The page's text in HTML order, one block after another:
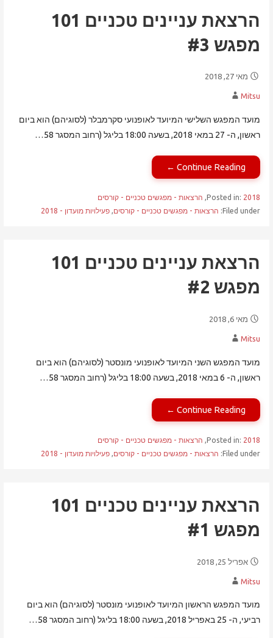
הרצאת עניינים טכניים 101
מפגש #3
מאי 27, 2018
Mitsu
מועד המפגש השלישי המיועד לאופנועי סקרמבלר (לסוגיהם) הוא ביום
ראשון, ה- 27 במאי 2018, בשעה 18:00 בליגל (רחוב המסגר 58…
Continue Reading ←
Posted in: 2018
, הרצאות - מפגשים טכניים - קורסים
Filed under: הרצאות - מפגשים טכניים - קורסים, פעילויות מועדון - 2018
הרצאת עניינים טכניים 101
מפגש #2
מאי 6, 2018
Mitsu
מועד המפגש השני המיועד לאופנועי מונסטר (לסוגיהם) הוא ביום
ראשון, ה- 6 במאי 2018, בשעה 18:00 בליגל (רחוב המסגר 58…
Continue Reading ←
Posted in: 2018
, הרצאות - מפגשים טכניים - קורסים
Filed under: הרצאות - מפגשים טכניים - קורסים, פעילויות מועדון - 2018
הרצאת עניינים טכניים 101
מפגש #1
אפריל 25, 2018
Mitsu
מועד המפגש הראשון המיועד לאופנועי מונסטר (לסוגיהם) הוא ביום
רביעי, ה- 25 באפריל 2018, בשעה 18:00 בליגל (רחוב המסגר 58…